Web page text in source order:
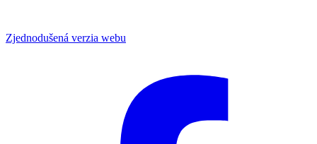
Zjednodušená verzia webu